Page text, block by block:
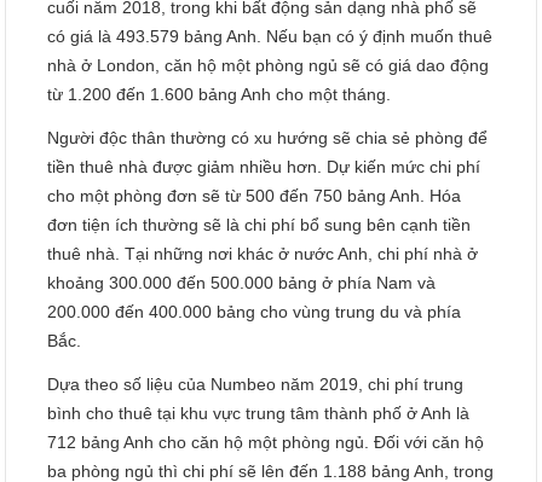
cuối năm 2018, trong khi bất động sản dạng nhà phố sẽ
có giá là 493.579 bảng Anh. Nếu bạn có ý định muốn thuê
nhà ở London, căn hộ một phòng ngủ sẽ có giá dao động
từ 1.200 đến 1.600 bảng Anh cho một tháng.
Người độc thân thường có xu hướng sẽ chia sẻ phòng để
tiền thuê nhà được giảm nhiều hơn. Dự kiến mức chi phí
cho một phòng đơn sẽ từ 500 đến 750 bảng Anh. Hóa
đơn tiện ích thường sẽ là chi phí bổ sung bên cạnh tiền
thuê nhà. Tại những nơi khác ở nước Anh, chi phí nhà ở
khoảng 300.000 đến 500.000 bảng ở phía Nam và
200.000 đến 400.000 bảng cho vùng trung du và phía
Bắc.
Dựa theo số liệu của Numbeo năm 2019, chi phí trung
bình cho thuê tại khu vực trung tâm thành phố ở Anh là
712 bảng Anh cho căn hộ một phòng ngủ. Đối với căn hộ
ba phòng ngủ thì chi phí sẽ lên đến 1.188 bảng Anh, trong